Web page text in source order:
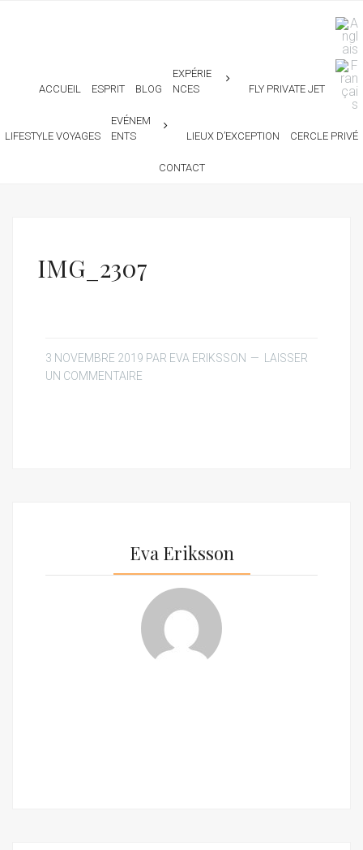
ACCUEIL ESPRIT BLOG
EXPÉRIE
NCES
FLY PRIVATE JET
LIFESTYLE VOYAGES
EVÉNEM
ENTS
LIEUX D’EXCEPTION CERCLE PRIVÉ
CONTACT
IMG_2307
3 NOVEMBRE 2019 PAR EVA ERIKSSON
LAISSER
UN COMMENTAIRE
Eva Eriksson